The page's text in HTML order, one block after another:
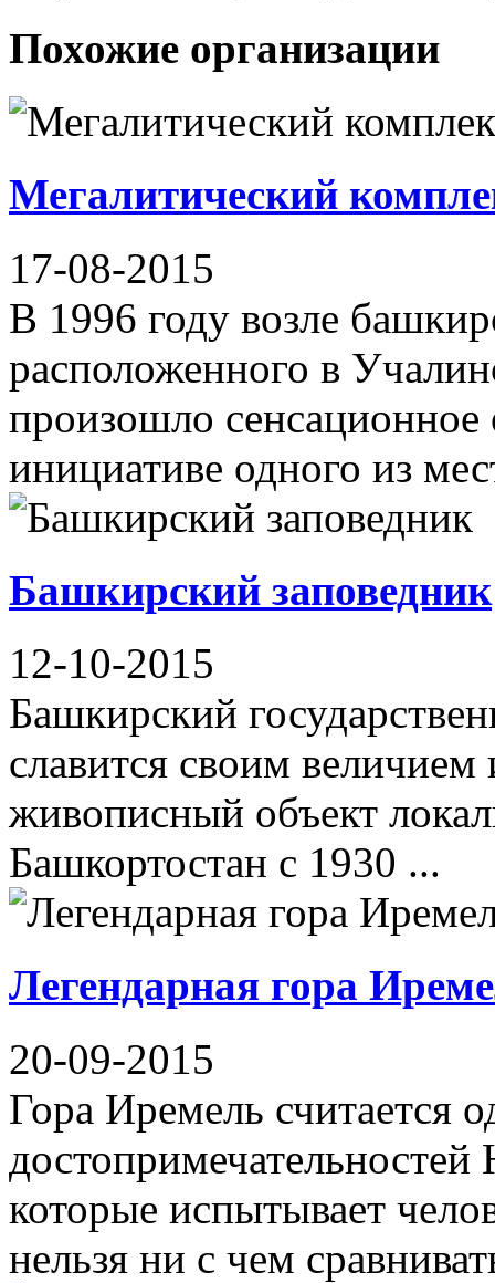
Похожие организации
Мегалитический
17-08-2015
В 1996 году возле
расположенного в
произошло сенсационное
инициативе одного из
Башкирский заповедник
12-10-2015
Башкирский
славится своим
живописный объект
Башкортостан с 1930 ...
Легендарная гора
20-09-2015
Гора Иремель считается
которые испытывает
нельзя ни с чем